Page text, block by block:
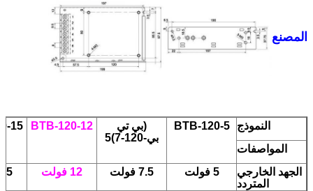
المصنع
النموذج BTB-120-5
(بي تي
بي-120-7)5
BTB-120-12
15
المواصفات
الجهد الخارجي
المتردد
5 فولت 7.5 فولت 12 فولت 15 فولت